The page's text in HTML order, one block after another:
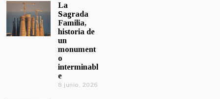
La
Sagrada
Familia,
historia de
un
monument
o
interminabl
e
8 junio, 2026